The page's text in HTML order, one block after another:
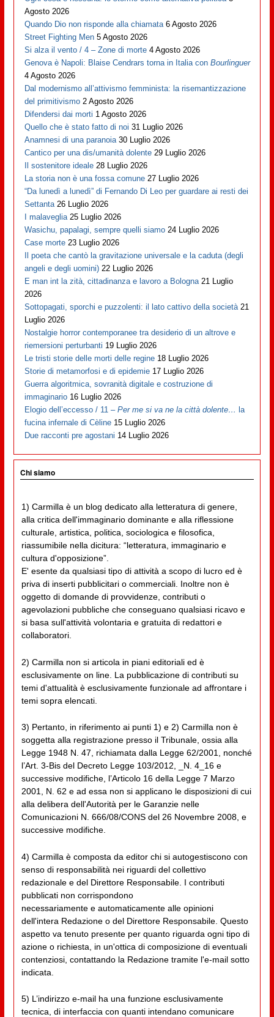
Agosto 2026
Quando Dio non risponde alla chiamata 6 Agosto 2026
Street Fighting Men 5 Agosto 2026
Si alza il vento / 4 – Zone di morte 4 Agosto 2026
Genova è Napoli: Blaise Cendrars torna in Italia conBourlinguer
4 Agosto 2026
Dal modernismo all’attivismo femminista: la risemantizzazione
del primitivismo 2 Agosto 2026
Difendersi dai morti 1 Agosto 2026
Quello che è stato fatto di noi 31 Luglio 2026
Anamnesi di una paranoia 30 Luglio 2026
Cantico per una dis/umanità dolente 29 Luglio 2026
Il sostenitore ideale 28 Luglio 2026
La storia non è una fossa comune 27 Luglio 2026
“Da lunedì a lunedì” di Fernando Di Leo per guardare ai resti dei
Settanta 26 Luglio 2026
I malaveglia 25 Luglio 2026
Wasichu, papalagi, sempre quelli siamo 24 Luglio 2026
Case morte 23 Luglio 2026
Il poeta che cantò la gravitazione universale e la caduta (degli
angeli e degli uomini) 22 Luglio 2026
E man int la zità, cittadinanza e lavoro a Bologna 21 Luglio
2026
Sottopagati, sporchi e puzzolenti: il lato cattivo della società 21
Luglio 2026
Nostalgie horror contemporanee tra desiderio di un altrove e
riemersioni perturbanti 19 Luglio 2026
Le tristi storie delle morti delle regine 18 Luglio 2026
Storie di metamorfosi e di epidemie 17 Luglio 2026
Guerra algoritmica, sovranità digitale e costruzione di
immaginario 16 Luglio 2026
Elogio dell’eccesso / 11 –Per me si va ne la città dolente… la
fucina infernale di Cèline 15 Luglio 2026
Due racconti pre agostani 14 Luglio 2026
Chi siamo
1) Carmilla è un blog dedicato alla letteratura di genere,
alla critica dell'immaginario dominante e alla riflessione
culturale, artistica, politica, sociologica e filosofica,
riassumibile nella dicitura: “letteratura, immaginario e
cultura d'opposizione”.
E' esente da qualsiasi tipo di attività a scopo di lucro ed è
priva di inserti pubblicitari o commerciali. Inoltre non è
oggetto di domande di provvidenze, contributi o
agevolazioni pubbliche che conseguano qualsiasi ricavo e
si basa sull'attività volontaria e gratuita di redattori e
collaboratori.
2) Carmilla non si articola in piani editoriali ed è
esclusivamente on line. La pubblicazione di contributi su
temi d'attualità è esclusivamente funzionale ad affrontare i
temi sopra elencati.
3) Pertanto, in riferimento ai punti 1) e 2) Carmilla non è
soggetta alla registrazione presso il Tribunale, ossia alla
Legge 1948 N. 47, richiamata dalla Legge 62/2001, nonché
l’Art. 3-Bis del Decreto Legge 103/2012, _N. 4_16 e
successive modifiche, l’Articolo 16 della Legge 7 Marzo
2001, N. 62 e ad essa non si applicano le disposizioni di cui
alla delibera dell'Autorità per le Garanzie nelle
Comunicazioni N. 666/08/CONS del 26 Novembre 2008, e
successive modifiche.
4) Carmilla è composta da editor chi si autogestiscono con
senso di responsabilità nei riguardi del collettivo
redazionale e del Direttore Responsabile. I contributi
pubblicati non corrispondono
necessariamente e automaticamente alle opinioni
dell'intera Redazione o del Direttore Responsabile. Questo
aspetto va tenuto presente per quanto riguarda ogni tipo di
azione o richiesta, in un'ottica di composizione di eventuali
contenziosi, contattando la Redazione tramite l'e-mail sotto
indicata.
5) L’indirizzo e-mail ha una funzione esclusivamente
tecnica, di interfaccia con quanti intendano comunicare